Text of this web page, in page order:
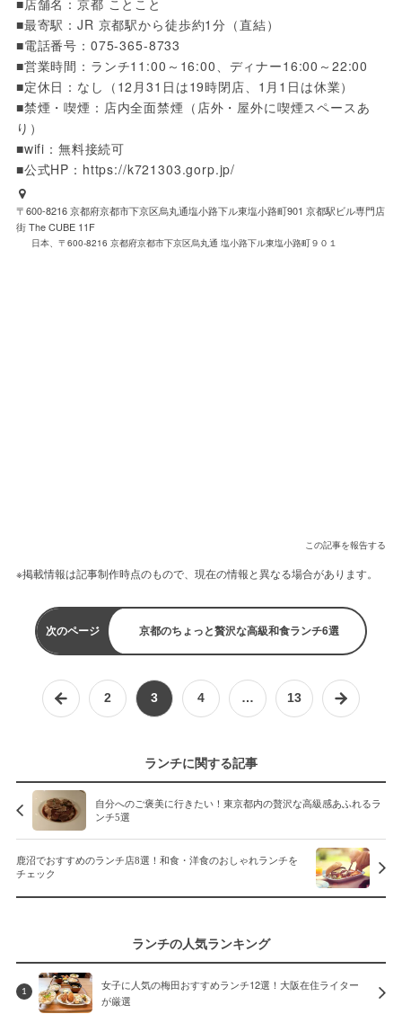
■最寄駅：JR 京都駅から徒歩約1分（直結）
■電話番号：075-365-8733
■営業時間：ランチ11:00～16:00、ディナー16:00～22:00
■定休日：なし（12月31日は19時閉店、1月1日は休業）
■禁煙・喫煙：店内全面禁煙（店外・屋外に喫煙スペースあ
り）
■wifi：無料接続可
■公式HP：https://k721303.gorp.jp/
〒600-8216 京都府京都市下京区烏丸通塩小路下ル東塩小路町901 京都駅ビル専門店
街 The CUBE 11F
日本、〒600-8216 京都府京都市下京区烏丸通 塩小路下ル東塩小路町９０１
この記事を報告する
※掲載情報は記事制作時点のもので、現在の情報と異なる場合があります。
次のページ 京都のちょっと贅沢な高級和食ランチ6選
2 3 4 … 13
ランチに関する記事
自分へのご褒美に行きたい！東京都内の贅沢な高級感あふれるラ
ンチ5選
鹿沼でおすすめのランチ店8選！和食・洋食のおしゃれランチを
チェック
ランチの人気ランキング
1
女子に人気の梅田おすすめランチ12選！大阪在住ライター
が厳選